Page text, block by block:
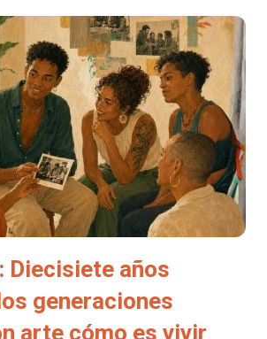
Diecisiete años
generaciones
arte cómo es vivir